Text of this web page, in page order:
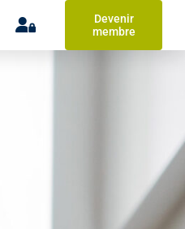
Devenir
membre